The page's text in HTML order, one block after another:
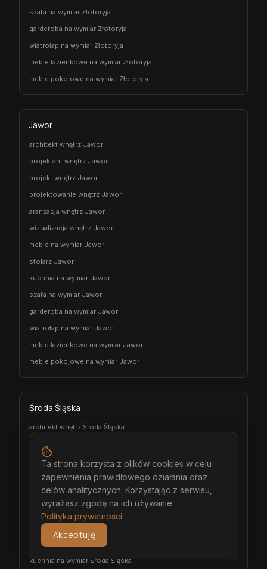
szafa na wymiar Złotoryja
garderoba na wymiar Złotoryja
wiatrołap na wymiar Złotoryja
meble łazienkowe na wymiar Złotoryja
meble pokojowe na wymiar Złotoryja
Jawor
architekt wnętrz Jawor
projektant wnętrz Jawor
projekt wnętrz Jawor
projektowanie wnętrz Jawor
aranżacja wnętrz Jawor
wizualizacja wnętrz Jawor
meble na wymiar Jawor
stolarz Jawor
kuchnia na wymiar Jawor
szafa na wymiar Jawor
garderoba na wymiar Jawor
wiatrołap na wymiar Jawor
meble łazienkowe na wymiar Jawor
meble pokojowe na wymiar Jawor
Środa Śląska
architekt wnętrz Środa Śląska
projekt wnętrz Środa Śląska
projektowanie wnętrz Środa Śląska
aranżacja wnętrz Środa Śląska
wizualizacja wnętrz Środa Śląska
meble na wymiar Środa Śląska
stolarz Środa Śląska
kuchnia na wymiar Środa Śląska
Ta strona korzysta z plików cookies w celu
zapewnienia prawidłowego działania oraz
celów analitycznych. Korzystając z serwisu,
wyrażasz zgodę na ich używanie.
Polityka prywatności
Akceptuję